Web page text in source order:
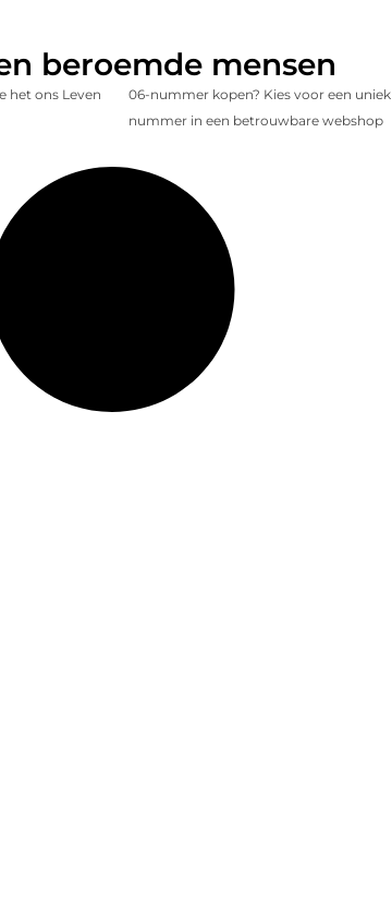
beroemde mensen
het ons Leven
06-nummer kopen? Kies voor een uniek
nummer in een betrouwbare webshop